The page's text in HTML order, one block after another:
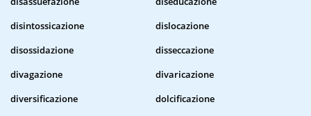
disintossicazione
dislocazione
disossidazione
disseccazione
divagazione
divaricazione
diversificazione
dolcificazione